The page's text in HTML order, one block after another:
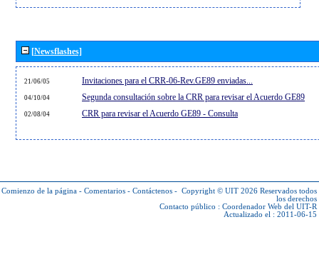
[Newsflashes]
21/06/05 Invitaciones para el CRR-06-Rev.GE89 enviadas...
04/10/04 Segunda consultación sobre la CRR para revisar el Acuerdo GE89
02/08/04 CRR para revisar el Acuerdo GE89 - Consulta
Comienzo de la página - Comentarios - Contáctenos - Copyright © UIT 2026 Reservados todos
los derechos
Contacto público : Coordenador Web del UIT-R
Actualizado el : 2011-06-15